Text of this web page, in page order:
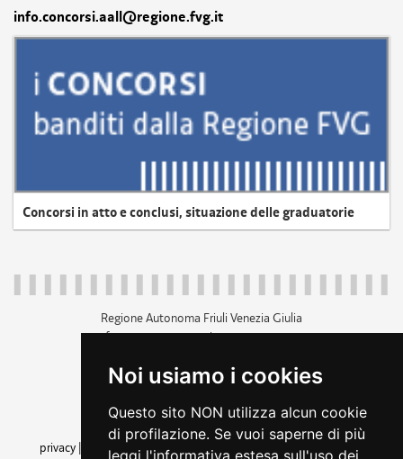
Noi usiamo i cookies
Questo sito NON utilizza alcun cookie
di profilazione. Se vuoi saperne di più
leggi l'informativa estesa sull'uso dei
info.concorsi.aall@regione.fvg.it
Concorsi in atto e conclusi, situazione delle graduatorie
Regione Autonoma Friuli Venezia Giulia
c.f. 80014930327; p.iva 00526040324
+39 040 3771111
amministrazione trasparente
privacy
cookie |note legali accessibilità
dichiarazione di